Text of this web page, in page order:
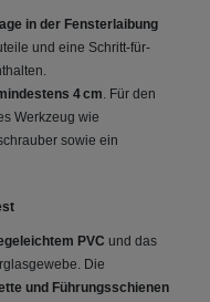
in der Fensterlaibung
und eine Schritt-für-
4 cm. Für den
Werkzeug wie
sowie ein
PVC und das
Die
und Führungsschienen